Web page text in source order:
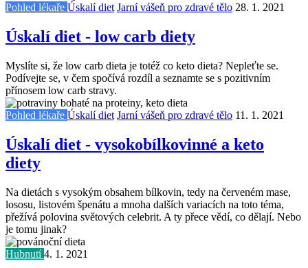
Pohled lékaře Úskalí diet Jarní vášeň pro zdravé tělo 28. 1. 2021
Úskalí diet - low carb diety
Myslíte si, že low carb dieta je totéž co keto dieta? Nepleťte se.
Podívejte se, v čem spočívá rozdíl a seznamte se s pozitivním
přínosem low carb stravy.
Pohled lékaře Úskalí diet Jarní vášeň pro zdravé tělo 11. 1. 2021
Úskalí diet - vysokobílkovinné a keto
diety
Na dietách s vysokým obsahem bílkovin, tedy na červeném mase,
lososu, listovém špenátu a mnoha dalších variacích na toto téma,
přežívá polovina světových celebrit. A ty přece vědí, co dělají. Nebo
je tomu jinak?
Hubnutí4. 1. 2021